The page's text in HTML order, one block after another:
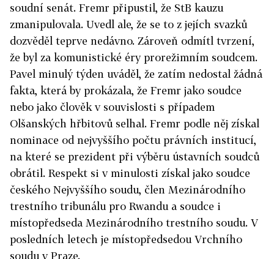
soudní senát. Fremr připustil, že StB kauzu
zmanipulovala. Uvedl ale, že se to z jejích svazků
dozvěděl teprve nedávno. Zároveň odmítl tvrzení,
že byl za komunistické éry prorežimním soudcem.
Pavel minulý týden uváděl, že zatím nedostal žádná
fakta, která by prokázala, že Fremr jako soudce
nebo jako člověk v souvislosti s případem
Olšanských hřbitovů selhal. Fremr podle něj získal
nominace od nejvyššího počtu právních institucí,
na které se prezident při výběru ústavních soudců
obrátil. Respekt si v minulosti získal jako soudce
českého Nejvyššího soudu, člen Mezinárodního
trestního tribunálu pro Rwandu a soudce i
místopředseda Mezinárodního trestního soudu. V
posledních letech je místopředsedou Vrchního
soudu v Praze.